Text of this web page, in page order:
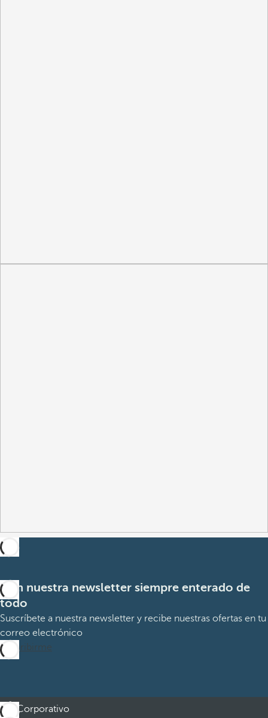
Con nuestra newsletter siempre enterado de
todo
Suscríbete a nuestra newsletter y recibe nuestras ofertas en tu
correo electrónico
Suscribirme
Corporativo